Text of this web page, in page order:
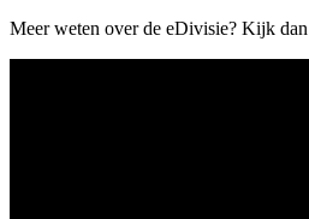
Meer weten over de eDivisie? Kijk dan